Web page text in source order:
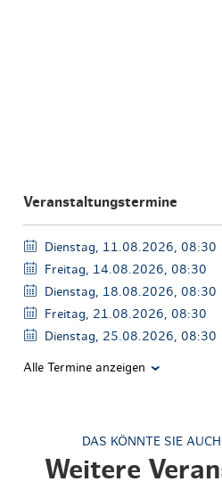
Veranstaltungstermine
Dienstag, 11.08.2026, 08:30
Freitag, 14.08.2026, 08:30
Dienstag, 18.08.2026, 08:30
Freitag, 21.08.2026, 08:30
Dienstag, 25.08.2026, 08:30
Alle Termine anzeigen
DAS KÖNNTE SIE
Weitere